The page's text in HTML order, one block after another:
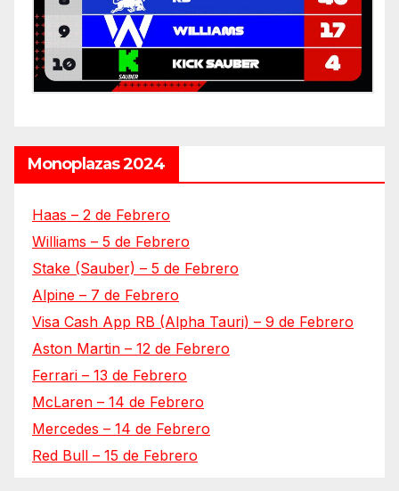
Monoplazas 2024
Haas – 2 de Febrero
Williams – 5 de Febrero
Stake (Sauber) – 5 de Febrero
Alpine – 7 de Febrero
Visa Cash App RB (Alpha Tauri) – 9 de Febrero
Aston Martin – 12 de Febrero
Ferrari – 13 de Febrero
McLaren – 14 de Febrero
Mercedes – 14 de Febrero
Red Bull – 15 de Febrero